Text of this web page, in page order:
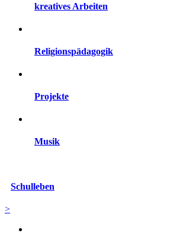
kreatives Arbeiten
Religionspädagogik
Projekte
Musik
Schulleben
>